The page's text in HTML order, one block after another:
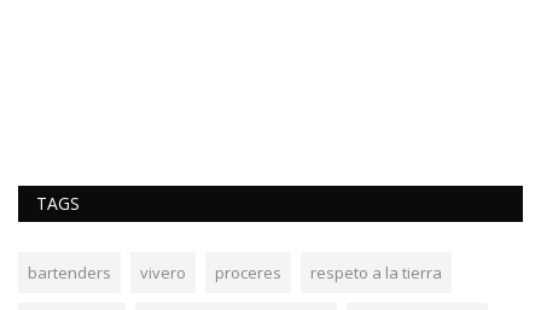
TAGS
bartenders vivero proceres respeto a la tierra